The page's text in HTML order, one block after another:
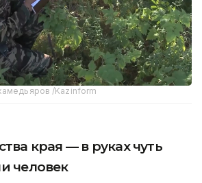
/Kazinform
края — в руках чуть
человек